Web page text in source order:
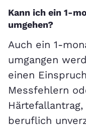
Kann ich ein 1-
umgehen?
Auch ein 1-
umgangen
einen
Messfehlern
beruflich